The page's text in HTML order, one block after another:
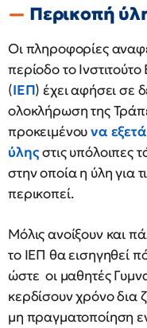
Περικοπή
Οι πληροφορίες
περίοδο το
(ΙΕΠ) έχει αφήσει σε
ολοκλήρωση της
προκειμένουνα
ύληςστις υπόλοιπες
στην οποία η ύλη για
περικοπεί.
Μόλις ανοίξουν και
το ΙΕΠ θα εισηγηθεί
ώστε οι μαθητές
κερδίσουν χρόνο δια
μη πραγματοποίηση